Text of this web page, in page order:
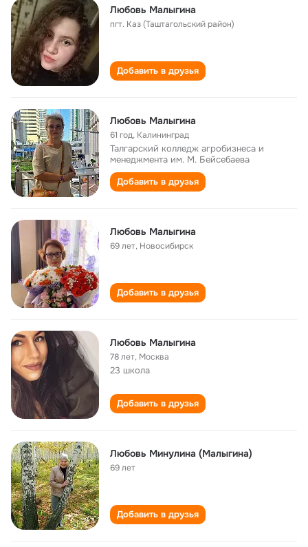
Любовь Малыгина
пгт. Каз (Таштагольский район)
Добавить в друзья
Любовь Малыгина
61 год, Калининград
Талгарский колледж агробизнеса и
менеджмента им. М. Бейсебаева
Добавить в друзья
Любовь Малыгина
69 лет, Новосибирск
Добавить в друзья
Любовь Малыгина
78 лет, Москва
23 школа
Добавить в друзья
Любовь Минулина (Малыгина)
69 лет
Добавить в друзья